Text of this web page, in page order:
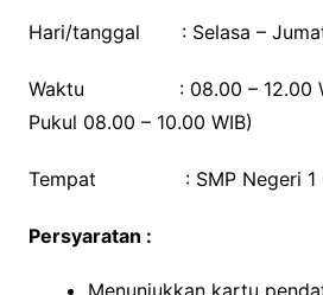
Hari/tanggal : Selasa –
Waktu : 08.00 – 12.00
Pukul 08.00 – 10.00 WIB)
Tempat : SMP Negeri 1
Persyaratan :
Menunjukkan kartu